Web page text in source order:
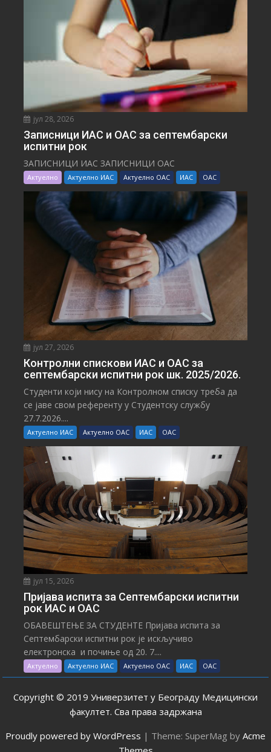
јул 28, 2026
Записници ИАС и ОАС за септембарски
испитни рок
ЗАПИСНИЦИ ИАС ЗАПИСНИЦИ ОАС
Актуелно Актуелно ИАС Актуелно ОАС ИАС ОАС
јул 27, 2026
Контролни спискови ИАС и ОАС за
септембарски испитни рок шк. 2025/2026.
Студенти који нису на Контролном списку треба да
се јаве свом референту у Студентску службу
27.7.2026....
Актуелно ИАС Актуелно ОАС ИАС ОАС
јул 15, 2026
Пријава испита за Септембарски испитни
рок ИАС и ОАС
ОБАВЕШТЕЊЕ ЗА СТУДЕНТЕ Пријава испита за
Септембарски испитни рок је искључиво
електронска и почиње од 20. 7....
Актуелно Актуелно ИАС Актуелно ОАС ИАС ОАС
Copyright © 2019 Универзитет у Београду Медицински
факултет. Сва права задржана
Proudly powered by WordPress | Theme: SuperMag by Acme